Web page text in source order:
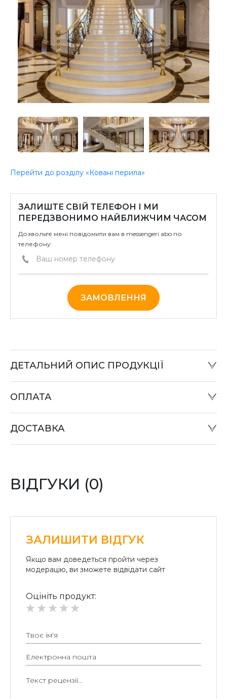
Перейти до розділу «Ковані перила»
ЗАЛИШТЕ СВІЙ ТЕЛЕФОН І МИ
ПЕРЕДЗВОНИМО НАЙБЛИЖЧИМ ЧАСОМ
Дозвольте мені повідомити вам в messengeri abo по
телефону:
ЗАМОВЛЕННЯ
ДЕТАЛЬНИЙ ОПИС ПРОДУКЦІЇ
відправці «Податком» у відділенні «Нова пошта».
Безготівковий розрахунок для юридичних осіб:
Безготівкова плата на розрахунковий рахунок.
ОПЛАТА
ДОСТАВКА
ВІДГУКИ (0)
ЗАЛИШИТИ ВІДГУК
Якщо вам доведеться пройти через
модерацію, ви зможете відвідати сайт
Оцініть продукт: